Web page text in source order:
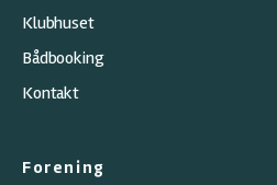
Klubhuset
Bådbooking
Kontakt
Forening